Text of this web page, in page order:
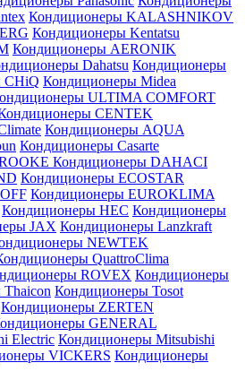
Кондиционеры KALASHNIKOV
Кондиционеры Kentatsu
Кондиционеры AERONIK
Dahatsu Кондиционеры
CHiQ Кондиционеры Midea
ULTIMA COMFORT
CENTEK
Кондиционеры AQUA
Кондиционеры Casarte
Кондиционеры DAHACI
Кондиционеры ECOSTAR
Кондиционеры EUROKLIMA
Кондиционеры HEC Кондиционеры
JAX Кондиционеры Lanzkraft
NEWTEK
QuattroClima
ROVEX Кондиционеры
Кондиционеры Tosot
Кондиционеры ZERTEN
GENERAL
Electric Кондиционеры Mitsubishi
VICKERS Кондиционеры